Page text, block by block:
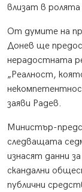
влизат в
От думите на
Донев ще
нерадостната
„Реалност,
заяви Радев.
Министър-
следващата
изнасят данни
скандални
публични